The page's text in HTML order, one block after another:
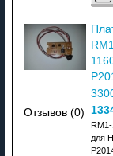
Отзывов (0)
для